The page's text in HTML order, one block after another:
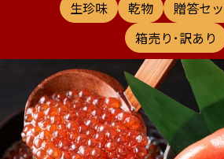
生珍味
乾物 贈答セ
箱売り･訳あり